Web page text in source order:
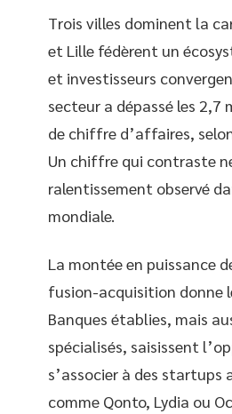
Trois villes dominent la
et Lille fédèrent un
et investisseurs
secteur a dépassé les 2,7
de chiffre d’affaires,
Un chiffre qui contraste
ralentissement observé
mondiale.
La montée en puissance
fusion-acquisition donne
Banques établies, mais
spécialisés, saisissent
s’associer à des startups
comme Qonto, Lydia ou